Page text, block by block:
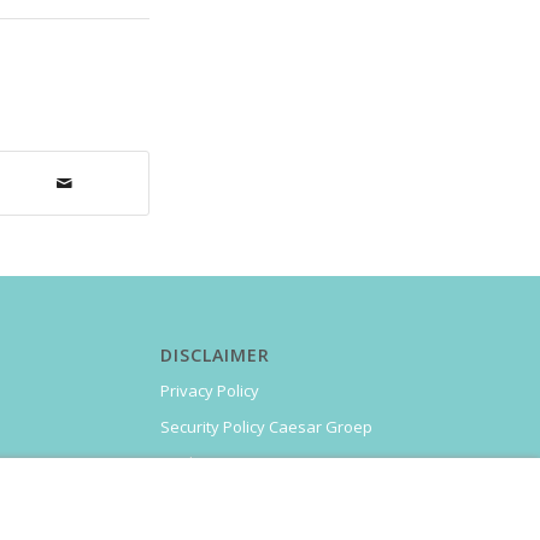
DISCLAIMER
Privacy Policy
Security Policy Caesar Groep
Cookies